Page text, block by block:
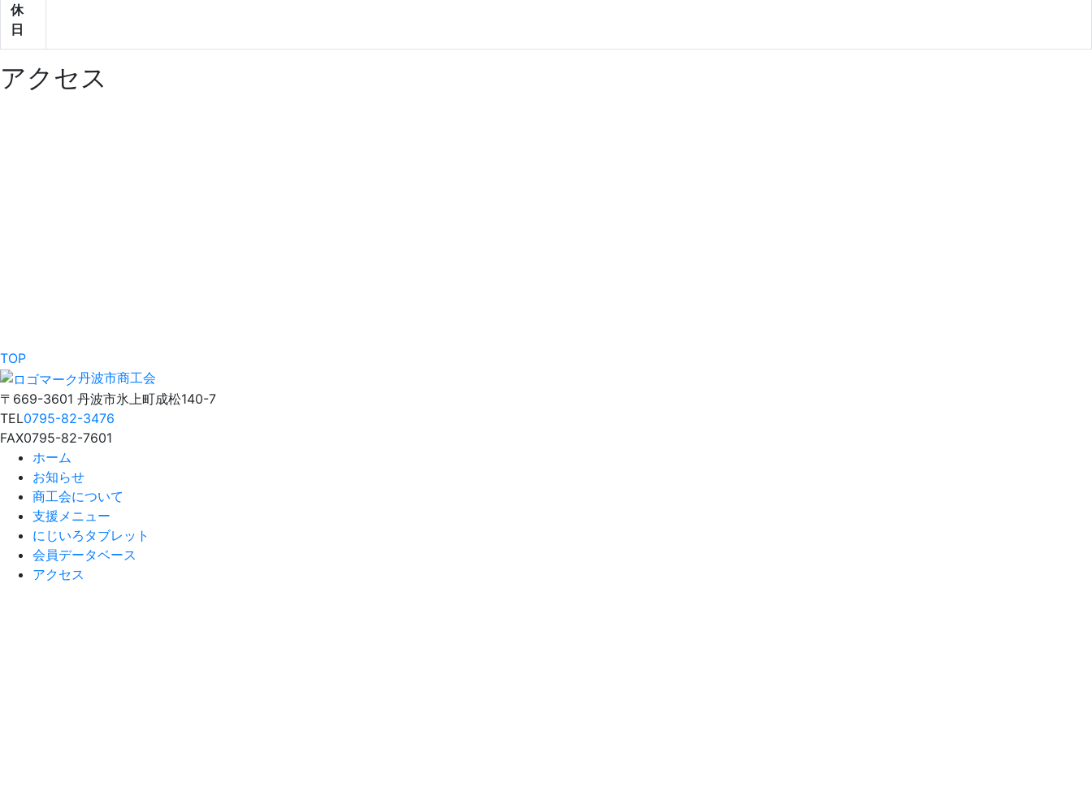
休
日
アクセス
TOP
丹波市商工会
〒669-3601 丹波市氷上町成松140-7
TEL0795-82-3476
FAX0795-82-7601
ホーム
お知らせ
商工会について
支援メニュー
にじいろタブレット
会員データベース
アクセス